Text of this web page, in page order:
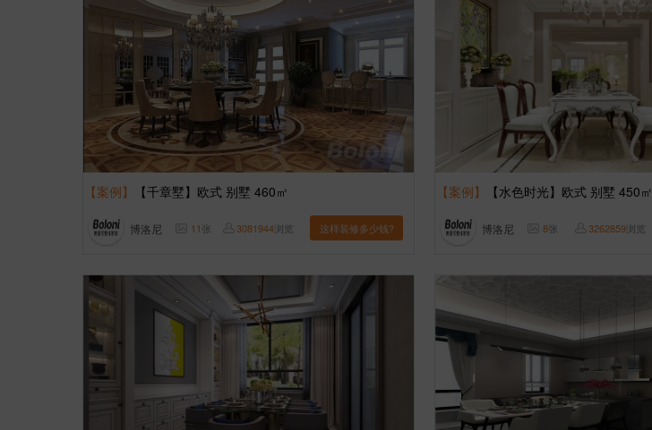
【案例】 【千章墅】欧式 别墅 460㎡
博洛尼 11张 3081944浏览 这样装修多少钱?
【案例】 【水色时光】欧式 别墅 450㎡
博洛尼 8张 3262859浏览